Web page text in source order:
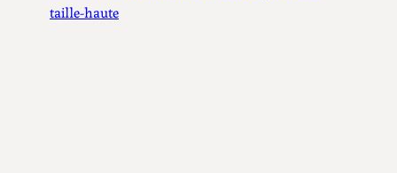
taille-haute